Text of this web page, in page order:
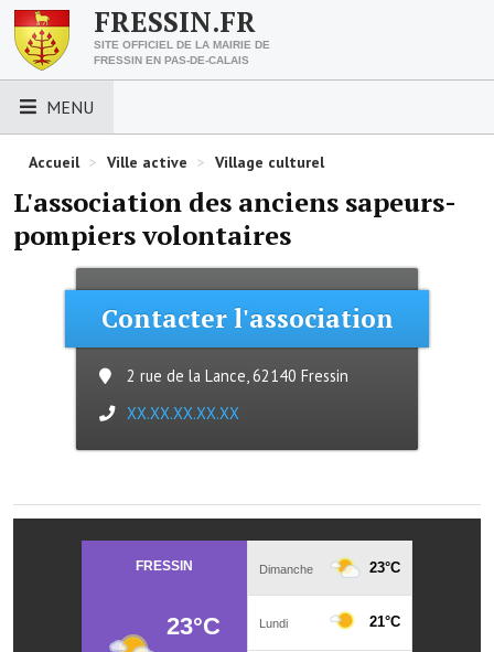
FRESSIN.FR
SITE OFFICIEL DE LA MAIRIE DE
FRESSIN EN PAS-DE-CALAIS
MENU
LES ESSENTIELS
Découvrez Fressin
Venir à Fressin
Nous contacter
Démarches administratives
Fêtes et manifestations
Accueil > Ville active > Village culturel
L'association des anciens sapeurs-
pompiers volontaires
Contacter l'association
2 rue de la Lance, 62140 Fressin
XX.XX.XX.XX.XX